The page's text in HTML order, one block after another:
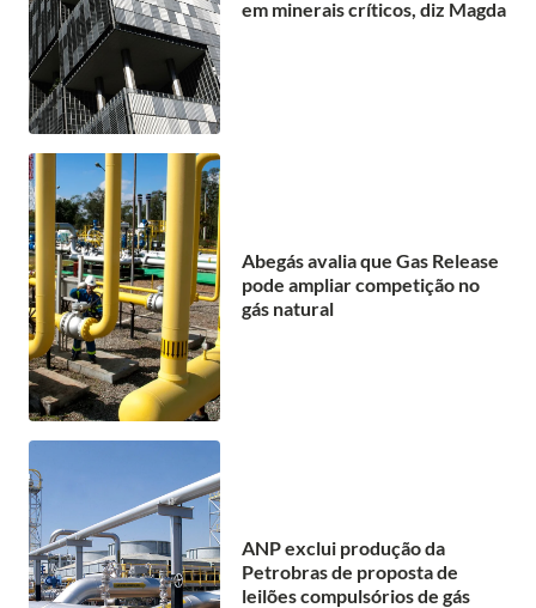
em minerais críticos, diz Magda
Abegás avalia que Gas Release
pode ampliar competição no
gás natural
ANP exclui produção da
Petrobras de proposta de
leilões compulsórios de gás